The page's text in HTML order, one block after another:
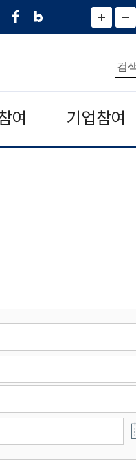
페
네
그
)
화
면
면
소
통
합
검
색
여 기업참여